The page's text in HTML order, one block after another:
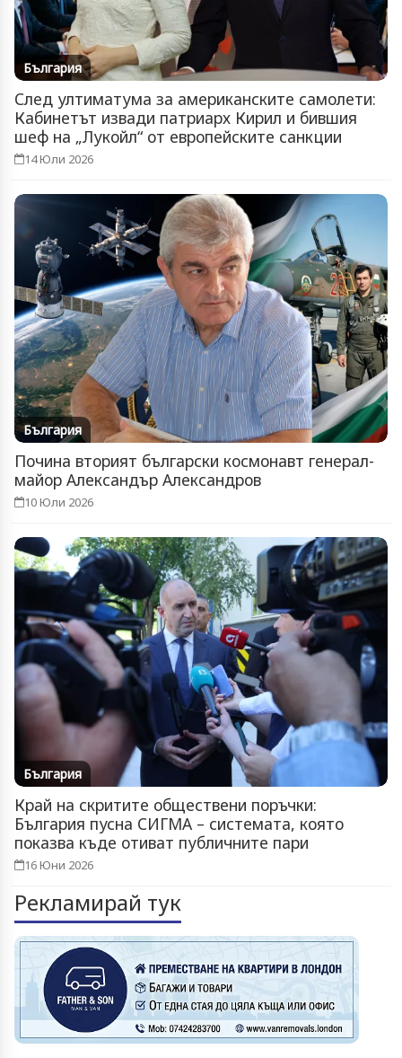
България
След ултиматума за американските самолети:
Кабинетът извади патриарх Кирил и бившия
шеф на „Лукойл“ от европейските санкции
14 Юли 2026
България
Почина вторият български космонавт генерал-
майор Александър Александров
10 Юли 2026
България
Край на скритите обществени поръчки:
България пусна СИГМА – системата, която
показва къде отиват публичните пари
16 Юни 2026
Рекламирай тук